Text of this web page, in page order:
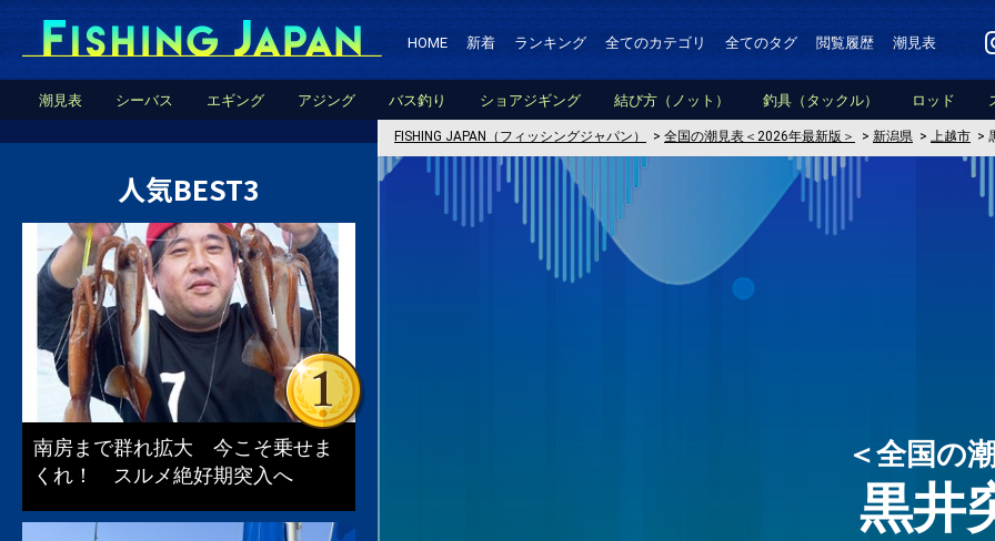
HOME 新着 ランキング 全てのカテゴリ 全てのタグ 閲覧履歴 潮見表
潮見表 シーバス エギング アジング バス釣り ショアジギング 結び方（ノット） 釣具（タックル） ロッド
FISHING JAPAN（フィッシングジャパン） > 全国の潮見表＜2026年最新版＞ > 新潟県 > 上越市 >
＜全国の
黒井
人気BEST3
南房まで群れ拡大 今こそ乗せま
くれ！ スルメ絶好期突入へ